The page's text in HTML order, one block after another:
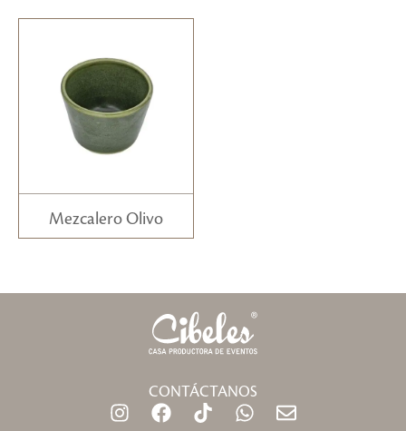
Mezcalero Olivo
CONTÁCTANOS
I
F
T
W
E